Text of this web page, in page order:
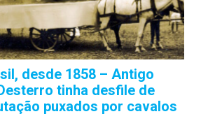
desde 1858 – Antigo
tinha desfile de
puxados por cavalos